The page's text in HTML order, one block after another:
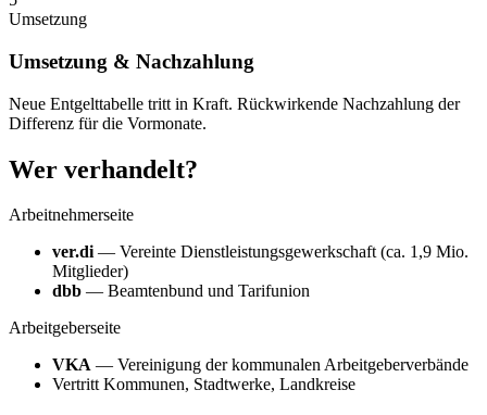
Umsetzung
Umsetzung & Nachzahlung
Neue Entgelttabelle tritt in Kraft. Rückwirkende Nachzahlung der
Differenz für die Vormonate.
Wer verhandelt?
Arbeitnehmerseite
ver.di— Vereinte Dienstleistungsgewerkschaft (ca. 1,9 Mio.
Mitglieder)
dbb — Beamtenbund und Tarifunion
Arbeitgeberseite
VKA — Vereinigung der kommunalen Arbeitgeberverbände
Vertritt Kommunen, Stadtwerke, Landkreise